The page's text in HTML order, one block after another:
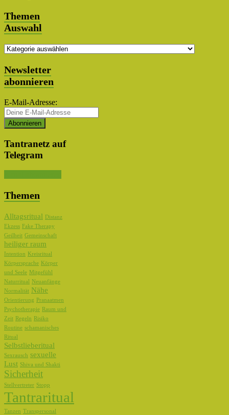
Themen
Auswahl
Themen
Newsletter
abonnieren
E-Mail-Adresse:
Tantranetz auf
Telegram
Themen
Alltagsritual Distanz
Ekzess Fake Therapy
Geilheit Gemeinschaft
heiliger raum
Intention
Kreisritual
Körpersprache Körper
und Seele Mitgefühl
Naturritual Neuanfänge
Normalität Nähe
Orientierung
Pranaatmen
Psychotherapie Raum und
Zeit Regeln
Risiko
Routine schamanisches
Ritual
Selbstlieberitual
Sexrausch sexuelle
Lust Shiva und Shakti
Sicherheit
Stellvertreter Stopp
Tantraritual
Tanzen Transpersonal